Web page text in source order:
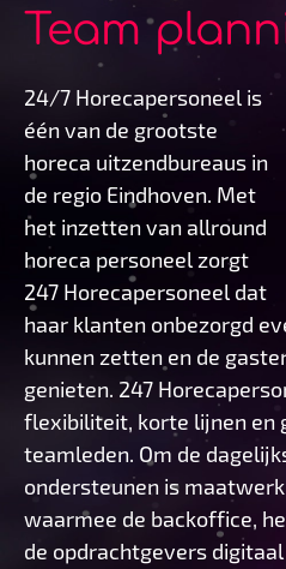
Team
24/7 Horecapersoneel is
één van de grootste
horeca uitzendbureaus in
de regio Eindhoven. Met
het inzetten van allround
horeca personeel zorgt
247 Horecapersoneel dat
haar klanten onbezorgd
kunnen zetten en de
genieten. 247
flexibiliteit, korte lijnen en
teamleden. Om de
ondersteunen is
waarmee de backoffice,
de opdrachtgevers